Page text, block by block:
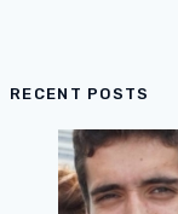
RECENT POSTS